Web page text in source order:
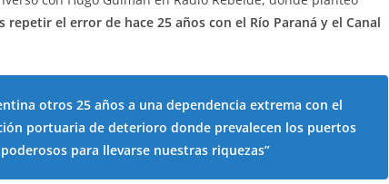
repetir el error de hace 25 años con el Río Paraná y el Canal
otros 25 años a una dependencia extrema con el
portuaria de deterioro donde prevalecen los puertos
para llevarse nuestras riquezas”